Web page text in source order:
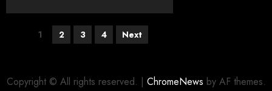
1 2 3 4 Next
Copyright © All rights reserved. | ChromeNews by AF themes.